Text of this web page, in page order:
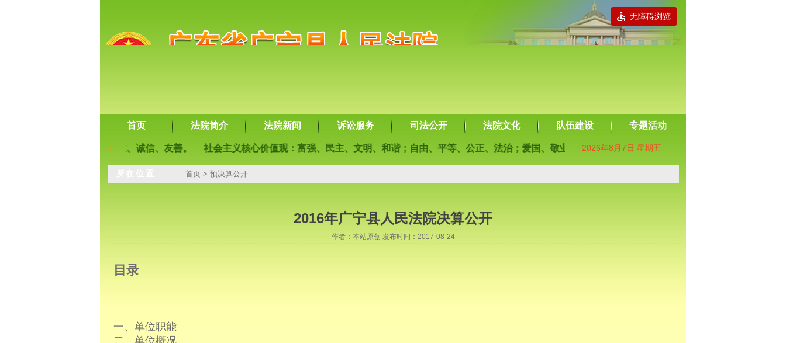
无障碍浏览
首页 法院简介 法院新闻 诉讼服务 司法公开 法院文化 队伍建设 专题活动
、法治；爱国、敬业、诚信、友善。 社会主义核心价值观：富强、民主、文明、和谐；自由、平等、公正、法治；爱国、敬业、诚信、友善。2026年8月7日 星期五
首页> 预决算公开
2016年广宁县人民法院决算公开
作者：本站原创 发布时间：2017-08-24
目录
一、单位职能
二、单位概况